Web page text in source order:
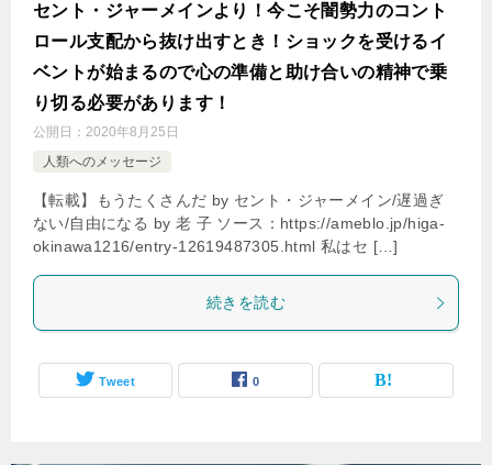
セント・ジャーメインより！今こそ闇勢力のコント
ロール支配から抜け出すとき！ショックを受けるイ
ベントが始まるので心の準備と助け合いの精神で乗
り切る必要があります！
公開日： 2020年8月25日
人類へのメッセージ
【転載】もうたくさんだ by セント・ジャーメイン/遅過ぎ
ない/自由になる by 老 子 ソース：https://ameblo.jp/higa-
okinawa1216/entry-12619487305.html 私はセ […]
続きを読む
Tweet 0